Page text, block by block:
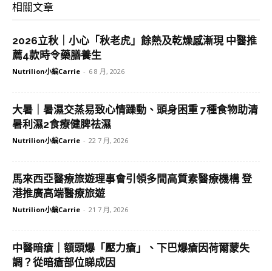
相關文章
2026立秋｜小心「秋老虎」餘熱及乾燥感漸現 中醫推
薦4款時令藥膳養生
Nutrilion小編Carrie - 6 8 月, 2026
大暑｜暑濕交蒸易致心情躁動、頭身困重 7種食物助清
暑利濕2食療健脾祛濕
Nutrilion小編Carrie - 22 7 月, 2026
馬來西亞醫療旅遊理事會引領多間高質素醫療機構 登
港推廣高端醫療旅遊
Nutrilion小編Carrie - 21 7 月, 2026
中醫暗瘡｜額頭爆「壓力瘡」、下巴爆瘡因荷爾蒙失
調？從暗瘡部位睇成因